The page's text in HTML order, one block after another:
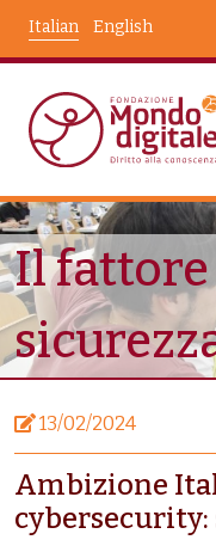
English
Italian
Notizie Il
Il
13/02/2024
Ambizione
cybersecurity: